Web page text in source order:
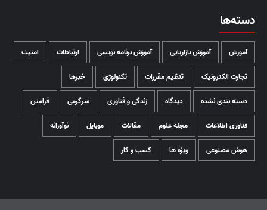
دسته‌ها
آموزش آموزش بازاریابی آموزش برنامه نویسی ارتباطات امنیت
تجارت الکترونیک تنظیم مقررات تکنولوژی خبرها
دسته بندی نشده دیدگاه زندگی و فناوری سرگرمی فرامتن
فناوری اطلاعات مجله علوم مقالات موبایل نوآورانه
هوش مصنوعی ویژه ها کسب و کار